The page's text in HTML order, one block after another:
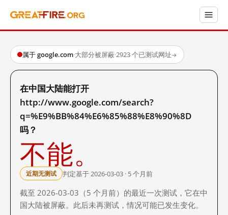
属于 google.com·大部分被屏蔽·2923 个已测试网址→
在中国大陆能打开
http://www.google.com/search?
q=%E9%BB%84%E6%85%88%E8%90%8D
吗？
不能。
近期无测试 判定基于 2026-03-03 · 5 个月前
截至 2026-03-03（5 个月前）的最近一次测试，它在中
国大陆被屏蔽。此后未再测试，情况可能已发生变化。